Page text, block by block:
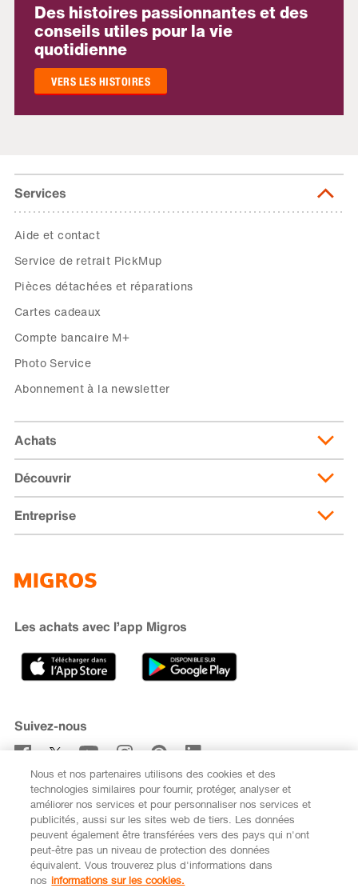
Des histoires passionnantes et des
conseils utiles pour la vie
quotidienne
VERS LES HISTOIRES
Services
Aide et contact
Service de retrait PickMup
Pièces détachées et réparations
Cartes cadeaux
Compte bancaire M+
Photo Service
Abonnement à la newsletter
Achats
Livraison et frais de livraison
Abonnement de livraison
Moyens de paiement
Cumulus
Recherche de magasin
Découvrir
Migusto
iMpuls
Banque Migros
Entreprise
Développement durable
Carrière
Sponsoring
Médias
Code de conduite et signalement
Les achats avec l’app Migros
Suivez-nous
S’abonner à la newsletter
FR
Nous et nos partenaires utilisons des cookies et des
technologies similaires pour fournir, protéger, analyser et
améliorer nos services et pour personnaliser nos services et
publicités, aussi sur les sites web de tiers. Les données
peuvent également être transférées vers des pays qui n'ont
peut-être pas un niveau de protection des données
équivalent. Vous trouverez plus d'informations dans
nos informations sur les cookies.